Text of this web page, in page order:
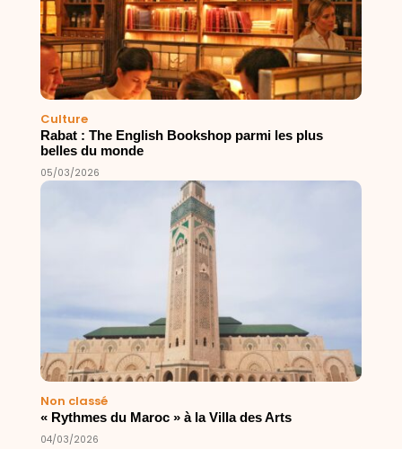
Culture
Rabat : The English Bookshop parmi les plus
belles du monde
05/03/2026
Non classé
« Rythmes du Maroc » à la Villa des Arts
04/03/2026